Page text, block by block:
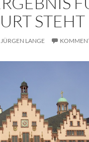
STEHT
JÜRGEN LANGE